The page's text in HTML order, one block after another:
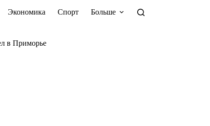
Экономика Спорт Больше
в Приморье